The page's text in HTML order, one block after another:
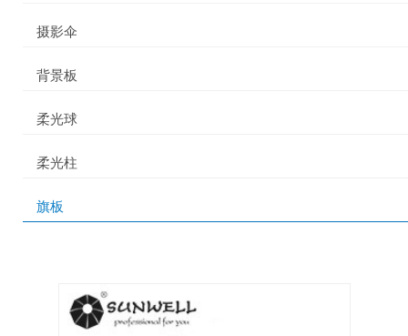
摄影伞
背景板
柔光球
柔光柱
旗板